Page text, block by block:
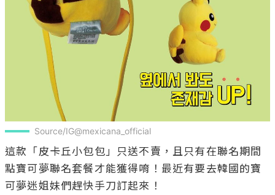
Source/IG@mexicana_official
這款「皮卡丘小包包」只送不賣，且只有在聯名期間
點寶可夢聯名套餐才能獲得唷！最近有要去韓國的寶
可夢迷姐妹們趕快手刀訂起來！